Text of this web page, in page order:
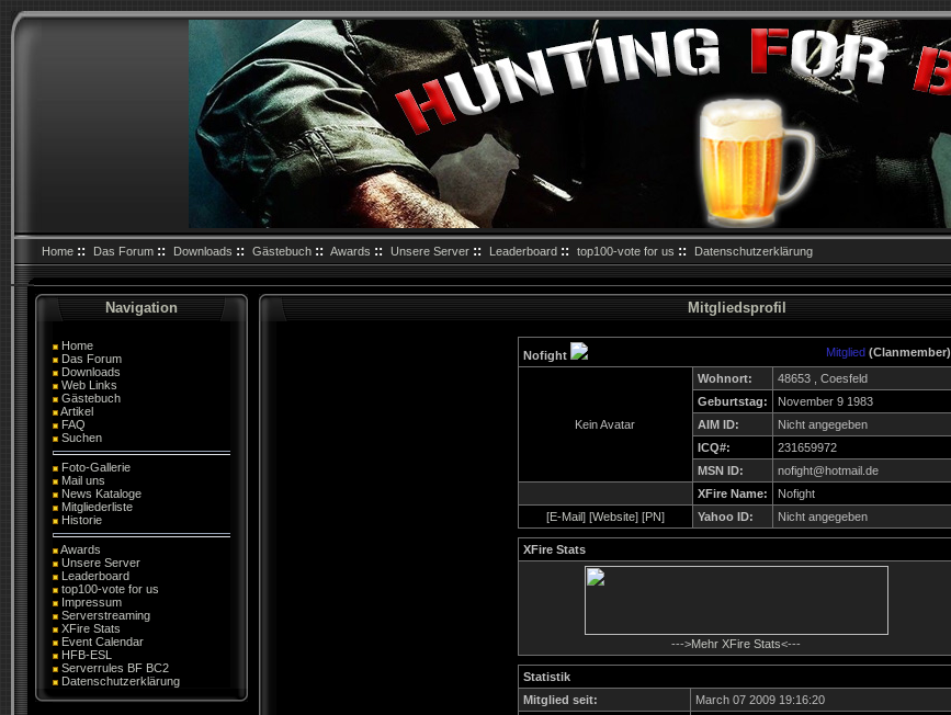
Home :: Das Forum :: Downloads :: Gästebuch :: Awards :: Unsere Server :: Leaderboard :: top100-vote for us :: Datenschutzerklärung
Navigation
Home
Das Forum
Downloads
Web Links
Gästebuch
Artikel
FAQ
Suchen
Foto-Gallerie
Mail uns
News Kataloge
Mitgliederliste
Historie
Awards
Unsere Server
Leaderboard
top100-vote for us
Impressum
Serverstreaming
XFire Stats
Event Calendar
HFB-ESL
Serverrules BF BC2
Datenschutzerklärung
Mitgliedsprofil
Nofight Mitglied (Clanmember)
Kein Avatar
Wohnort:
48653 , Coesfeld
Geburtstag:
November 9 1983
AIM ID:
Nicht angegeben
ICQ#:
231659972
MSN ID:
nofight@hotmail.de
XFire Name:
Nofight
[E-Mail] [Website] [PN] Yahoo ID: Nicht angegeben
XFire Stats
--->Mehr XFire Stats<---
Statistik
Mitglied seit:
March 07 2009 19:16:20